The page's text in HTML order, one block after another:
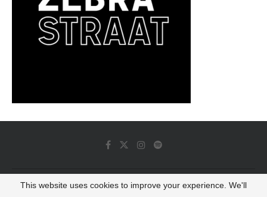
© 2022 - Luminous Dash All Rights Reserved
This website uses cookies to improve your experience. We'll